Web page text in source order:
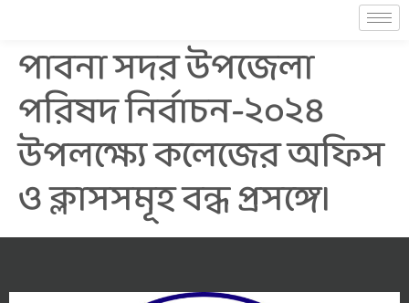
পাবনা সদর উপজেলা
পরিষদ নির্বাচন-২০২৪
উপলক্ষ্যে কলেজের অফিস
ও ক্লাসসমূহ বন্ধ প্রসঙ্গে।